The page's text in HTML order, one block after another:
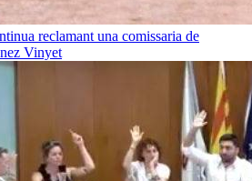
reclamant una comissaria de
Vinyet